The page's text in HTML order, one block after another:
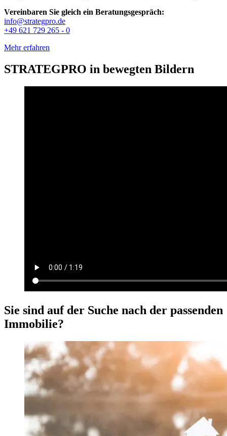
Vereinbaren Sie gleich ein Beratungsgespräch:
info@strategpro.de
+49 621 729 265 - 0
Mehr erfahren
STRATEGPRO in bewegten Bildern
Sie sind auf der Suche nach der passenden
Immobilie?